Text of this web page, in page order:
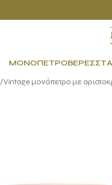
ΜΟΝΌΠΕΤΡΟΒΈΡΕΣ
Vintage μονόπετρο με